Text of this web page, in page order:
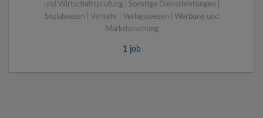
und Wirtschaftsprüfung | Sonstige Dienstleistungen |
Sozialwesen | Verkehr | Verlagswesen | Werbung und
Marktforschung
1 job